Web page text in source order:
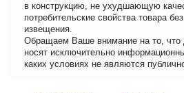
в конструкцию, не ухудшающую
потребительские свойства товара
извещения.
Обращаем Ваше внимание на то, что
носят исключительно
каких условиях не являются